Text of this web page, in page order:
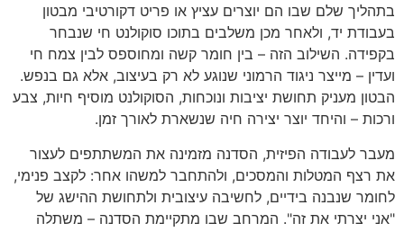
בתהליך שלם שבו הם יוצרים עציץ או פריט דקורטיבי מבטון
בעבודת יד, ולאחר מכן משלבים בתוכו סוקולנט חי שנבחר
בקפידה. השילוב הזה – בין חומר קשה ומחוספס לבין צמח חי
ועדין – מייצר ניגוד הרמוני שנוגע לא רק בעיצוב, אלא גם בנפש.
הבטון מעניק תחושת יציבות ונוכחות, הסוקולנט מוסיף חיות, צבע
ורכות – והיחד יוצר יצירה חיה שנשארת לאורך זמן.
מעבר לעבודה הפיזית, הסדנה מזמינה את המשתתפים לעצור
את רצף המטלות והמסכים, ולהתחבר למשהו אחר: לקצב פנימי,
לחומר שנבנה בידיים, לחשיבה עיצובית ולתחושת ההישג של
"אני יצרתי את זה". המרחב שבו מתקיימת הסדנה – משתלה